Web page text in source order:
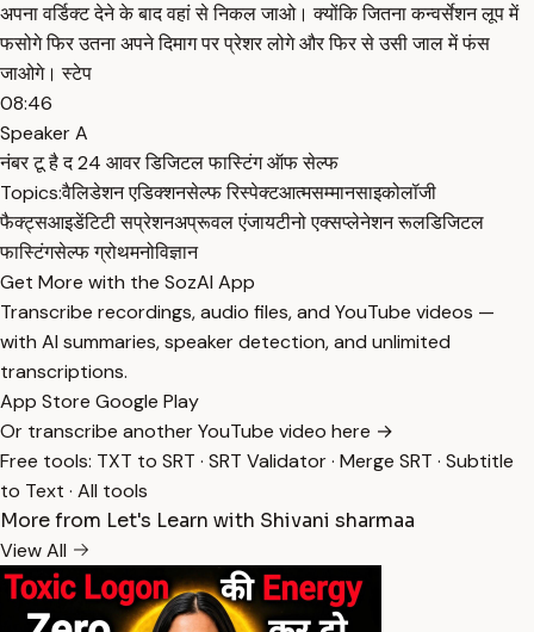
अपना वर्डिक्ट देने के बाद वहां से निकल जाओ। क्योंकि जितना कन्वर्सेशन लूप में
फसोगे फिर उतना अपने दिमाग पर प्रेशर लोगे और फिर से उसी जाल में फंस
जाओगे। स्टेप
08:46
Speaker A
नंबर टू है द 24 आवर डिजिटल फास्टिंग ऑफ सेल्फ
Topics:वैलिडेशन एडिक्शनसेल्फ रिस्पेक्टआत्मसम्मानसाइकोलॉजी
फैक्ट्सआइडेंटिटी सप्रेशनअप्रूवल एंजायटीनो एक्सप्लेनेशन रूलडिजिटल
फास्टिंगसेल्फ ग्रोथमनोविज्ञान
Get More with the SozAI App
Transcribe recordings, audio files, and YouTube videos —
with AI summaries, speaker detection, and unlimited
transcriptions.
App Store Google Play
Or transcribe another YouTube video here →
Free tools: TXT to SRT · SRT Validator· Merge SRT · Subtitle
to Text · All tools
More from Let's Learn with Shivani sharmaa
View All